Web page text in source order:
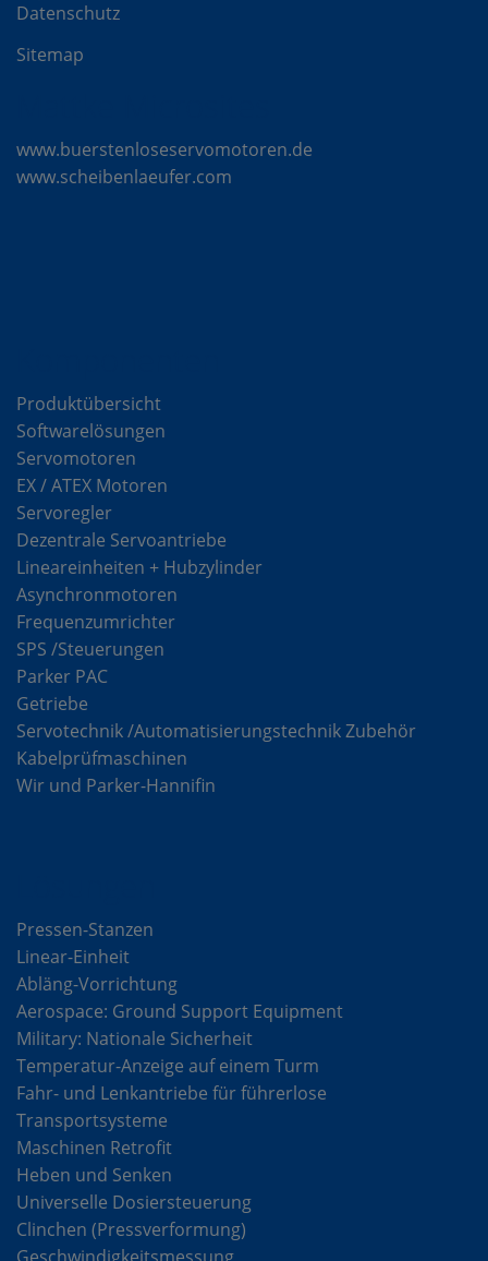
Datenschutz
Sitemap
www.buerstenloseservomotoren.de
www.scheibenlaeufer.com
Produktübersicht
Softwarelösungen
Servomotoren
EX / ATEX Motoren
Servoregler
Dezentrale Servoantriebe
Lineareinheiten + Hubzylinder
Asynchronmotoren
Frequenzumrichter
SPS /Steuerungen
Parker PAC
Getriebe
Servotechnik /Automatisierungstechnik Zubehör
Kabelprüfmaschinen
Wir und Parker-Hannifin
Pressen-Stanzen
Linear-Einheit
Abläng-Vorrichtung
Aerospace: Ground Support Equipment
Military: Nationale Sicherheit
Temperatur-Anzeige auf einem Turm
Fahr- und Lenkantriebe für führerlose
Transportsysteme
Maschinen Retrofit
Heben und Senken
Universelle Dosiersteuerung
Clinchen (Pressverformung)